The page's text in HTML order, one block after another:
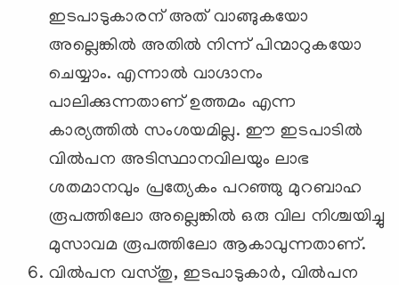
ഇടപാടുകാരന് അത് വാങ്ങുകയോ
അല്ലെങ്കില്‍ അതില്‍ നിന്ന് പിന്മാറുകയോ
ചെയ്യാം. എന്നാല്‍ വാഗ്ദാനം
പാലിക്കുന്നതാണ് ഉത്തമം എന്ന
കാര്യത്തില്‍ സംശയമില്ല. ഈ ഇടപാടില്‍
വില്‍പന അടിസ്ഥാനവിലയും ലാഭ
ശതമാനവും പ്രത്യേകം പറഞ്ഞു മുറബാഹ
രൂപത്തിലോ അല്ലെങ്കില്‍ ഒരു വില നിശ്ചയിച്ചു
മുസാവമ രൂപത്തിലോ ആകാവുന്നതാണ്.
വില്‍പന വസ്തു, ഇടപാടുകാര്‍, വില്‍പന